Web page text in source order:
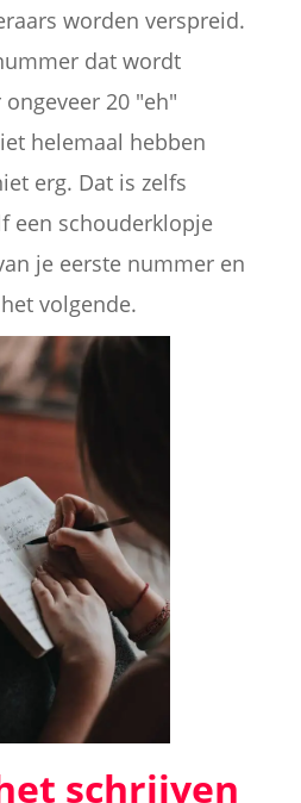
worden verspreid.
dat wordt
20 "eh"
helemaal hebben
erg. Dat is zelfs
een schouderklopje
je eerste nummer en
volgende.
schrijven